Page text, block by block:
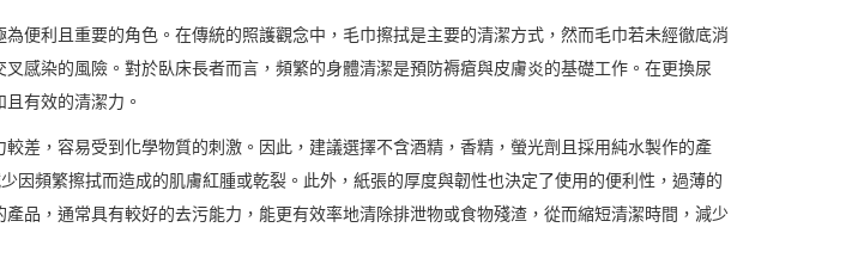
為便利且重要的角色。在傳統的照護觀念中，毛巾擦拭是主要的清潔方式，然而毛巾若未經徹底消
叉感染的風險。對於臥床長者而言，頻繁的身體清潔是預防褥瘡與皮膚炎的基礎工作。在更換尿
有效的清潔力。
差，容易受到化學物質的刺激。因此，建議選擇不含酒精，香精，螢光劑且採用純水製作的產
頻繁擦拭而造成的肌膚紅腫或乾裂。此外，紙張的厚度與韌性也決定了使用的便利性，過薄的
品，通常具有較好的去污能力，能更有效率地清除排泄物或食物殘渣，從而縮短清潔時間，減少